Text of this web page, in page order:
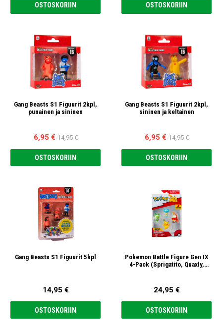
OSTOSKORIIN OSTOSKORIIN
Gang Beasts S1 Figuurit 2kpl,
punainen ja sininen
6,95 € 14,95 €
OSTOSKORIIN
Gang Beasts S1 Figuurit 2kpl,
sininen ja keltainen
6,95 € 14,95 €
OSTOSKORIIN
Gang Beasts S1 Figuurit 5kpl
14,95 €
OSTOSKORIIN
Pokemon Battle Figure Gen IX
4-Pack (Sprigatito, Quaxly,
24,95 €
OSTOSKORIIN